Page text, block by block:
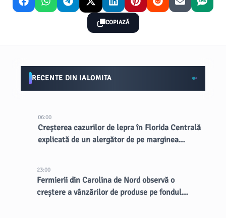
COPIAZĂ
RECENTE DIN IALOMITA
06:00
Creșterea cazurilor de lepra în Florida Centrală
explicată de un alergător de pe marginea
23:00
Fermierii din Carolina de Nord observă o
creștere a vânzărilor de produse pe fondul